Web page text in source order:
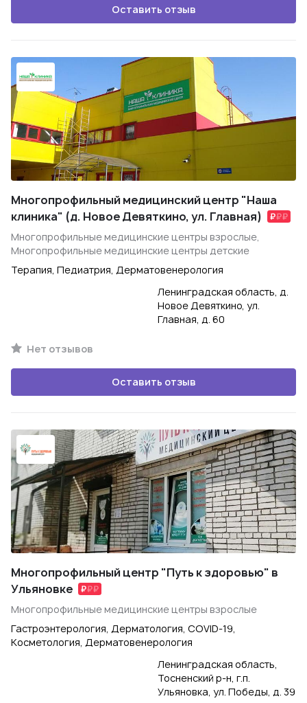
Оставить отзыв
Многопрофильный медицинский центр "Наша
клиника" (д. Новое Девяткино, ул. Главная)
Многопрофильные медицинские центры взрослые,
Многопрофильные медицинские центры детские
Терапия, Педиатрия, Дерматовенерология
Ленинградская область, д.
Новое Девяткино, ул.
Главная, д. 60
Нет отзывов
Оставить отзыв
Многопрофильный центр "Путь к здоровью" в
Ульяновке
Многопрофильные медицинские центры взрослые
Гастроэнтерология, Дерматология, COVID-19,
Косметология, Дерматовенерология
Ленинградская область,
Тосненский р-н, г.п.
Ульяновка, ул. Победы, д. 39